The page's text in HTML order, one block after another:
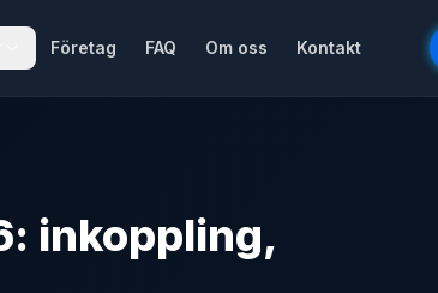
Företag FAQ Om oss Kontakt
inkoppling,